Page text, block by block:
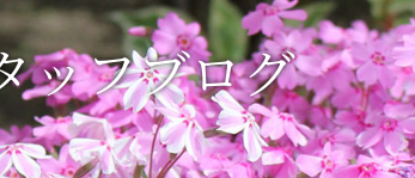
ッフブログ